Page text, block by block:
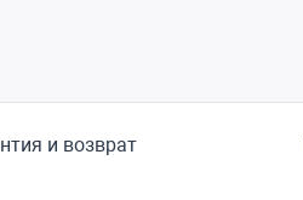
и возврат